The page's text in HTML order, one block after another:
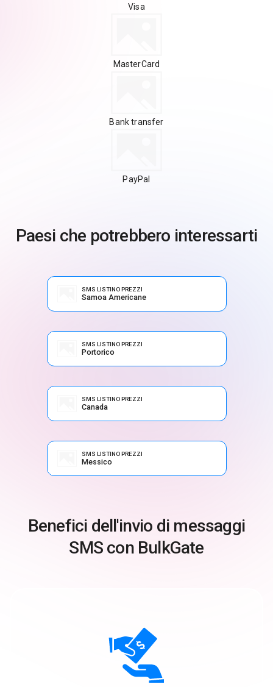
Visa
MasterCard
Bank transfer
PayPal
Paesi che potrebbero interessarti
SMS LISTINO PREZZI
Samoa Americane
SMS LISTINO PREZZI
Portorico
SMS LISTINO PREZZI
Canada
SMS LISTINO PREZZI
Messico
Benefici dell'invio di messaggi
SMS con BulkGate